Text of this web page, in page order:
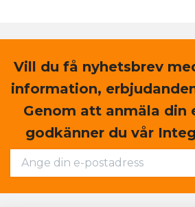
Vill du få nyhetsbrev
information,
Genom att anmäla din
godkänner du vår